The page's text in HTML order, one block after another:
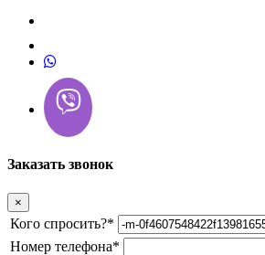
Заказать звонок
×
Кого спросить?*
Номер телефона*